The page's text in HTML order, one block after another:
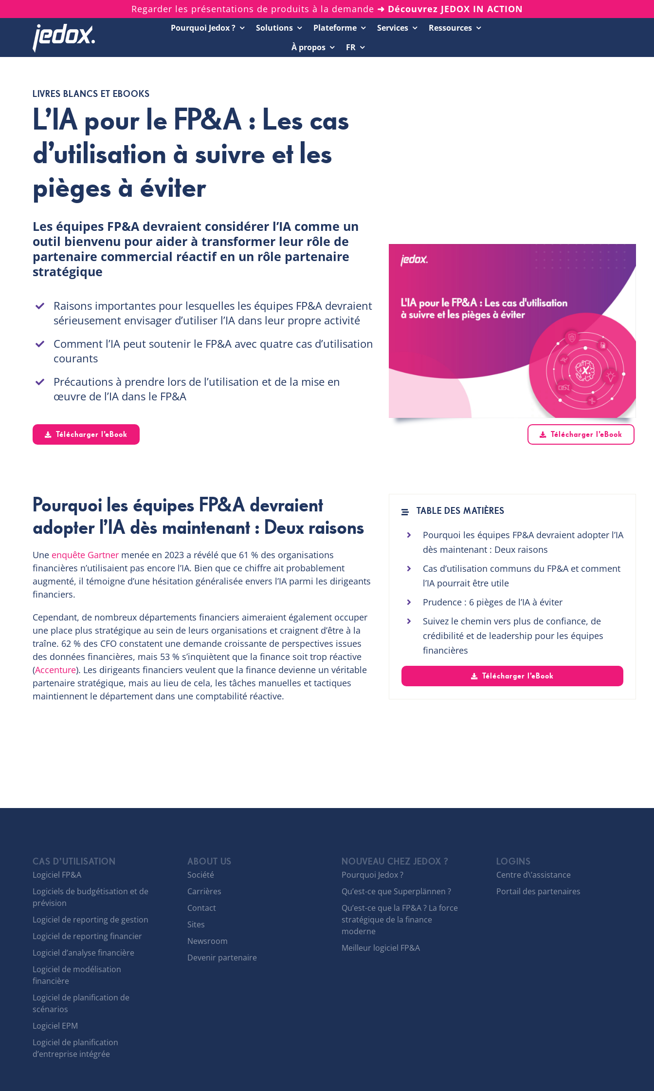
to
Regarder les présentations de produits à la demande ➜ Découvrez JEDOX IN ACTION
Pourquoi Jedox ? Solutions Plateforme Services Ressources
Ressources
Livres blancs et eBooks
Succès clients
À propos FR
LIVRES BLANCS ET EBOOKS
L’IA pour le FP&A : Les cas
d’utilisation à suivre et les
pièges à éviter
Les équipes FP&A devraient considérer l’IA comme un
outil bienvenu pour aider à transformer leur rôle de
partenaire commercial réactif en un rôle partenaire
stratégique
Raisons importantes pour lesquelles les équipes FP&A devraient
sérieusement envisager d’utiliser l’IA dans leur propre activité
Comment l’IA peut soutenir le FP&A avec quatre cas d’utilisation
courants
Précautions à prendre lors de l’utilisation et de la mise en
œuvre de l’IA dans le FP&A
Télécharger l’eBook Télécharger l’eBook
Pourquoi les équipes FP&A devraient
adopter l’IA dès maintenant : Deux raisons
Une enquête Gartner menée en 2023 a révélé que 61 % des organisations
financières n’utilisaient pas encore l’IA. Bien que ce chiffre ait probablement
augmenté, il témoigne d’une hésitation généralisée envers l’IA parmi les dirigeants
financiers.
Cependant, de nombreux départements financiers aimeraient également occuper
une place plus stratégique au sein de leurs organisations et craignent d’être à la
traîne. 62 % des CFO constatent une demande croissante de perspectives issues
des données financières, mais 53 % s’inquiètent que la finance soit trop réactive
(Accenture). Les dirigeants financiers veulent que la finance devienne un véritable
partenaire stratégique, mais au lieu de cela, les tâches manuelles et tactiques
maintiennent le département dans une comptabilité réactive.
TABLE DES MATIÈRES
Pourquoi les équipes FP&A devraient adopter l’IA
dès maintenant : Deux raisons
Cas d’utilisation communs du FP&A et comment
l’IA pourrait être utile
Prudence : 6 pièges de l’IA à éviter
Suivez le chemin vers plus de confiance, de
crédibilité et de leadership pour les équipes
financières
Télécharger l’eBook
CAS D’UTILISATION
Logiciel FP&A
Logiciels de budgétisation et de
prévision
Logiciel de reporting de gestion
Logiciel de reporting financier
Logiciel d’analyse financière
Logiciel de modélisation
financière
Logiciel de planification de
scénarios
Logiciel EPM
Logiciel de planification
d’entreprise intégrée
ABOUT US
Société
Carrières
Contact
Sites
Newsroom
Devenir partenaire
NOUVEAU CHEZ JEDOX ?
Pourquoi Jedox ?
Qu’est-ce que Superplännen ?
Qu’est-ce que la FP&A ? La force
stratégique de la finance
moderne
Meilleur logiciel FP&A
LOGINS
Centre d\’assistance
Portail des partenaires